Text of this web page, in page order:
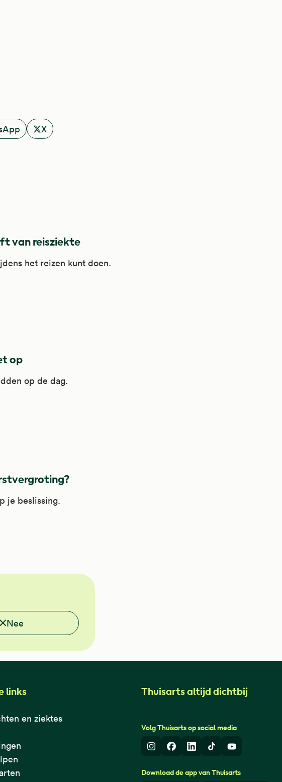
X
van reisziekte
het reizen kunt doen.
van reisziekte
op
op de dag.
op
je beslissing.
Nee
links
en ziektes
Thuisarts altijd dichtbij
Volg Thuisarts op social media
InstagramFacebook
LinkedInTikTokYoutube
Download de app van Thuisarts